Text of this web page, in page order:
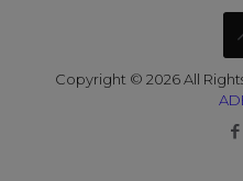
Copyright © 2026 All